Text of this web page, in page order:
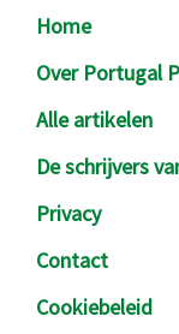
Footer
Home
Over Portugal
Alle artikelen
De schrijvers
Privacy
Contact
Cookiebeleid